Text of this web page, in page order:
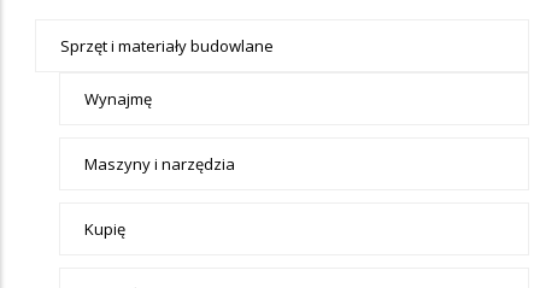
Sprzęt i materiały budowlane
Wynajmę
Maszyny i narzędzia
Kupię